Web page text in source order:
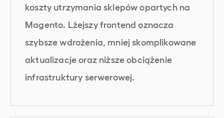
koszty utrzymania sklepów opartych na
Magento. Lżejszy frontend oznacza
szybsze wdrożenia, mniej skomplikowane
aktualizacje oraz niższe obciążenie
infrastruktury serwerowej.